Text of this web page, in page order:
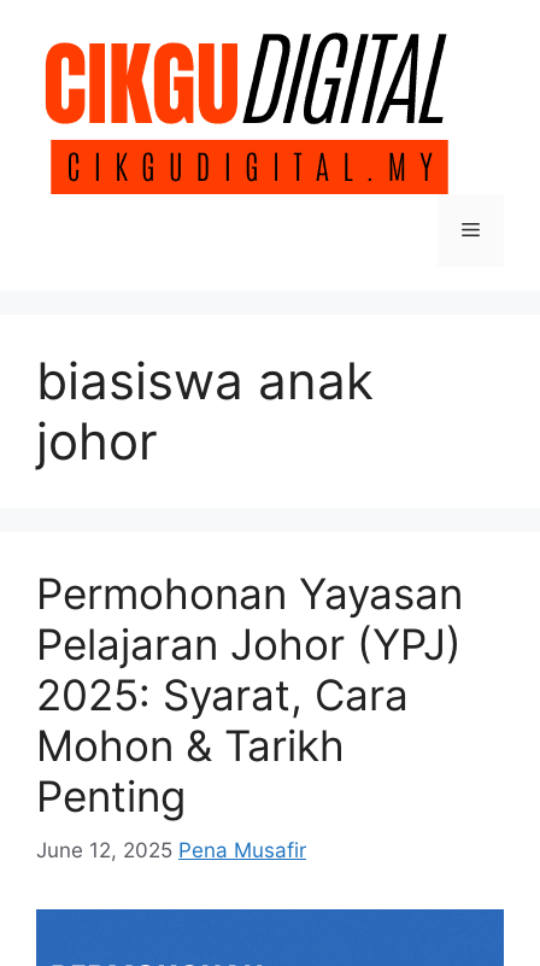
content
Menu
biasiswa anak
johor
Permohonan Yayasan
Pelajaran Johor (YPJ)
2025: Syarat, Cara
Mohon & Tarikh
Penting
June 12, 2025 Pena Musafir